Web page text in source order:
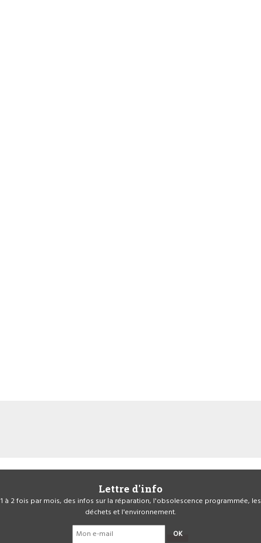
Lettre d'info
1 à 2 fois par mois, des infos sur la réparation, l'obsolescence programmée, les
déchets et l'environnement.
OK